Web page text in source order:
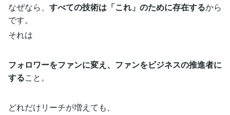
なぜなら、 すべての技術は「これ」のために存在するから
です。
それは
フォロワーをファンに変え、ファンをビジネスの推進者に
すること。
どれだけリーチが増えても、